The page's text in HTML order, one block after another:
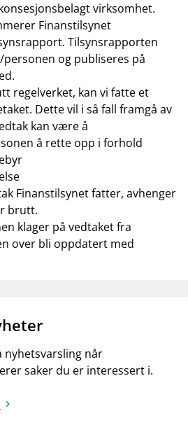
virksomhet.
Finanstilsynet
Tilsynsrapporten
og publiseres på
regelverket, kan vi fatte et
Dette vil i så fall framgå av
kan være å
å rette opp i forhold
Finanstilsynet fatter, avhenger
brutt.
klager på vedtaket fra
over bli oppdatert med
nyhetsvarsling når
saker du er interessert i.